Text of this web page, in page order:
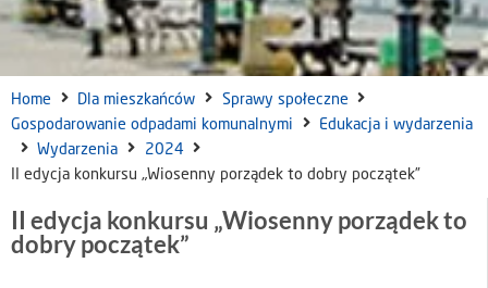
Home Dla mieszkańców
Sprawy społeczne
Gospodarowanie odpadami komunalnymi
Edukacja i wydarzenia
Wydarzenia
2024
II edycja konkursu „Wiosenny porządek to dobry początek”
II edycja konkursu „Wiosenny porządek to
dobry początek”